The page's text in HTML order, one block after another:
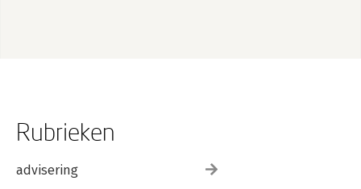
Rubrieken
advisering